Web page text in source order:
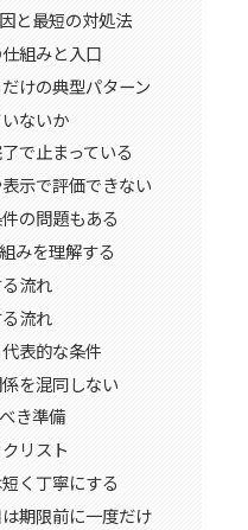
と最短の対処法
組みと入口
けの典型パターン
ないか
で止まっている
示で評価できない
の問題もある
みを理解する
流れ
流れ
表的な条件
を混同しない
き準備
リスト
く丁寧にする
期限前に一度だけ